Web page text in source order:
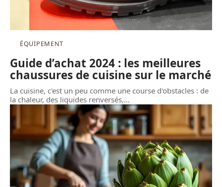
ÉQUIPEMENT
Guide d’achat 2024 : les meilleures
chaussures de cuisine sur le marché
La cuisine, c'est un peu comme une course d'obstacles : de
la chaleur, des liquides renversés,…